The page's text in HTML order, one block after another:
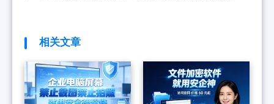
相关文章